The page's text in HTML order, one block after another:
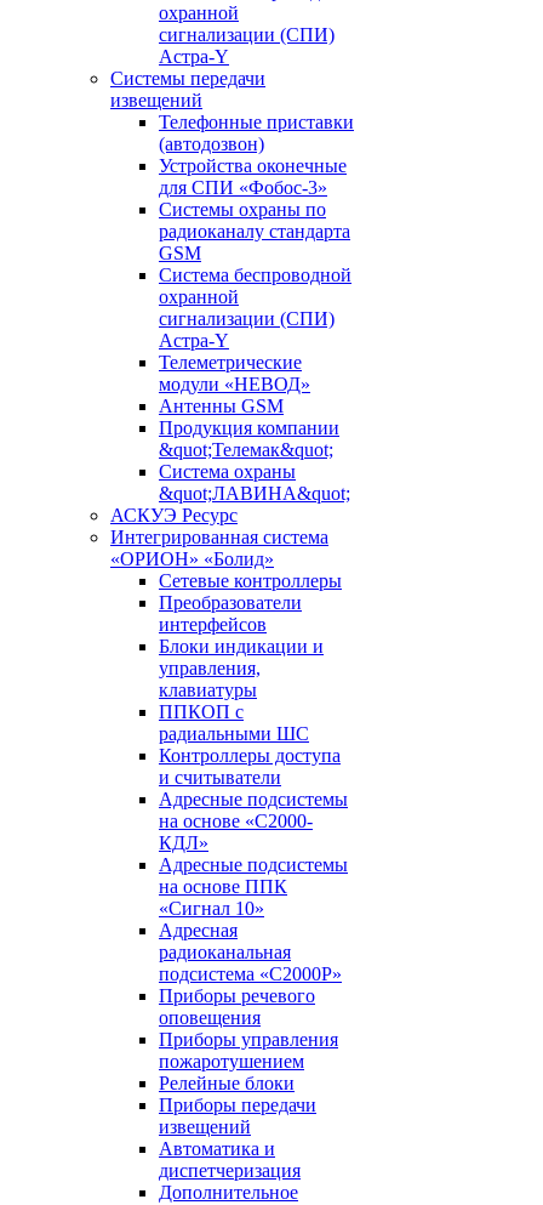
охранной
сигнализации (СПИ)
Астра-Y
Системы передачи
извещений
Телефонные приставки
(автодозвон)
Устройства оконечные
для СПИ «Фобос-3»
Системы охраны по
радиоканалу стандарта
GSM
Система беспроводной
охранной
сигнализации (СПИ)
Астра-Y
Телеметрические
модули «НЕВОД»
Антенны GSM
Продукция компании
&quot;Телемак&quot;
Система охраны
&quot;ЛАВИНА&quot;
АСКУЭ Ресурс
Интегрированная система
«ОРИОН» «Болид»
Сетевые контроллеры
Преобразователи
интерфейсов
Блоки индикации и
управления,
клавиатуры
ППКОП с
радиальными ШС
Контроллеры доступа
и считыватели
Адресные подсистемы
на основе «С2000-
КДЛ»
Адресные подсистемы
на основе ППК
«Сигнал 10»
Адресная
радиоканальная
подсистема «С2000Р»
Приборы речевого
оповещения
Приборы управления
пожаротушением
Релейные блоки
Приборы передачи
извещений
Автоматика и
диспетчеризация
Дополнительное